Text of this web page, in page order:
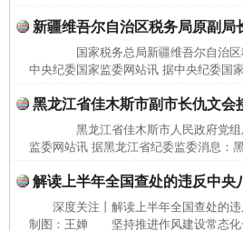
新疆维吾尔自治区税务局原副局
国家税务总局新疆维吾尔自治
中央纪委国家监委网站讯 据中央纪委国
黑龙江省佳木斯市副市长仇文会
黑龙江省佳木斯市人民政府党
监委网站讯 据黑龙江省纪委监委消息：
解读上半年全国查处的违反中央
深度关注丨解读上半年全国查处的
制图：王婵 坚持推进作风建设常态化